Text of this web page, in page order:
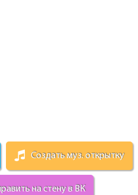
Создать муз. открытку
на стену в ВК